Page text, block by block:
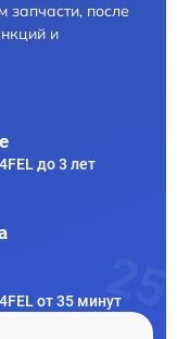
запчасти, после
и
до 3 лет
от 35 минут